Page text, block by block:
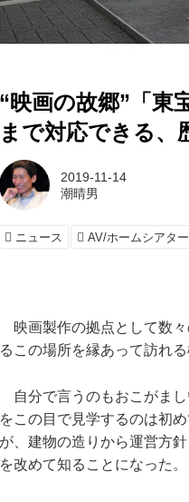
“映画の故郷”「東
まで対応できる、
2019-11-14
潮晴男
ニュース AV/ホームシアター
映画製作の拠点として数々
るこの場所を縁あって訪れる
自分で言うのもおこがまし
をこの目で見学するのは初
が、建物の造りから運営方
を改めて知ることになった。